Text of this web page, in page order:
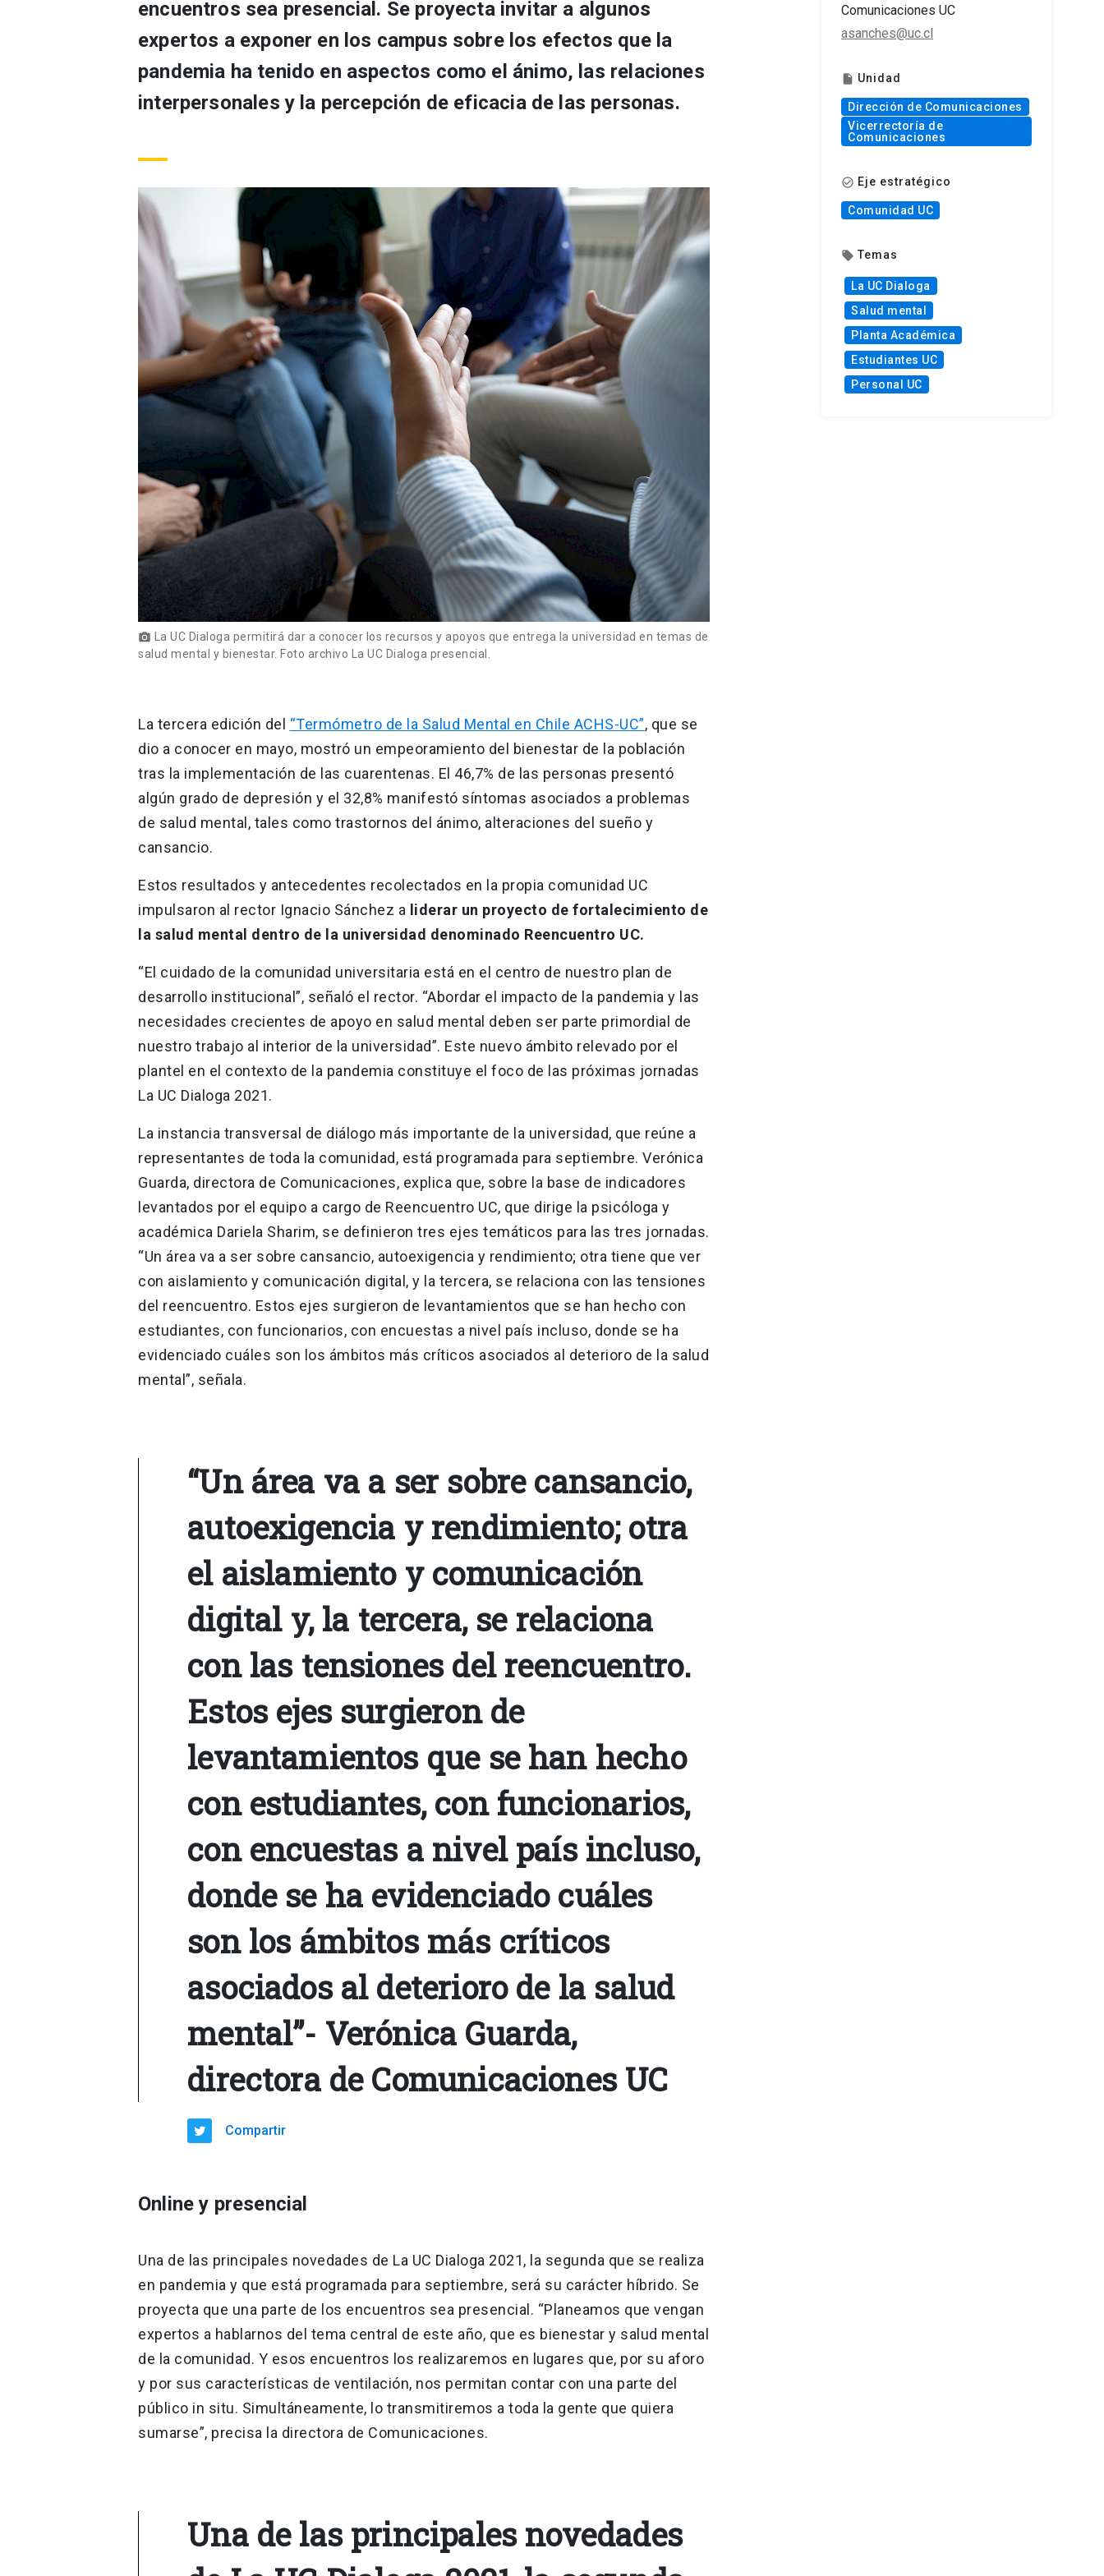
encuentros sea presencial. Se proyecta invitar a algunos
expertos a exponer en los campus sobre los efectos que la
pandemia ha tenido en aspectos como el ánimo, las relaciones
interpersonales y la percepción de eficacia de las personas.
photo_camera La UC Dialoga permitirá dar a conocer los recursos y apoyos que entrega la universidad en temas de
salud mental y bienestar. Foto archivo La UC Dialoga presencial.
La tercera edición del “Termómetro de la Salud Mental en Chile ACHS-UC”, que se
dio a conocer en mayo, mostró un empeoramiento del bienestar de la población
tras la implementación de las cuarentenas. El 46,7% de las personas presentó
algún grado de depresión y el 32,8% manifestó síntomas asociados a problemas
de salud mental, tales como trastornos del ánimo, alteraciones del sueño y
cansancio.
Estos resultados y antecedentes recolectados en la propia comunidad UC
impulsaron al rector Ignacio Sánchez a liderar un proyecto de fortalecimiento de
la salud mental dentro de la universidad denominado Reencuentro UC.
“El cuidado de la comunidad universitaria está en el centro de nuestro plan de
desarrollo institucional”, señaló el rector. “Abordar el impacto de la pandemia y las
necesidades crecientes de apoyo en salud mental deben ser parte primordial de
nuestro trabajo al interior de la universidad”. Este nuevo ámbito relevado por el
plantel en el contexto de la pandemia constituye el foco de las próximas jornadas
La UC Dialoga 2021.
La instancia transversal de diálogo más importante de la universidad, que reúne a
representantes de toda la comunidad, está programada para septiembre. Verónica
Guarda, directora de Comunicaciones, explica que, sobre la base de indicadores
levantados por el equipo a cargo de Reencuentro UC, que dirige la psicóloga y
académica Dariela Sharim, se definieron tres ejes temáticos para las tres jornadas.
“Un área va a ser sobre cansancio, autoexigencia y rendimiento; otra tiene que ver
con aislamiento y comunicación digital, y la tercera, se relaciona con las tensiones
del reencuentro. Estos ejes surgieron de levantamientos que se han hecho con
estudiantes, con funcionarios, con encuestas a nivel país incluso, donde se ha
evidenciado cuáles son los ámbitos más críticos asociados al deterioro de la salud
mental”, señala.
“Un área va a ser sobre cansancio,
autoexigencia y rendimiento; otra
el aislamiento y comunicación
digital y, la tercera, se relaciona
con las tensiones del reencuentro.
Estos ejes surgieron de
levantamientos que se han hecho
con estudiantes, con funcionarios,
con encuestas a nivel país incluso,
donde se ha evidenciado cuáles
son los ámbitos más críticos
asociados al deterioro de la salud
mental”- Verónica Guarda,
directora de Comunicaciones UC
Compartir
Online y presencial
Una de las principales novedades de La UC Dialoga 2021, la segunda que se realiza
en pandemia y que está programada para septiembre, será su carácter híbrido. Se
proyecta que una parte de los encuentros sea presencial. “Planeamos que vengan
expertos a hablarnos del tema central de este año, que es bienestar y salud mental
de la comunidad. Y esos encuentros los realizaremos en lugares que, por su aforo
y por sus características de ventilación, nos permitan contar con una parte del
público in situ. Simultáneamente, lo transmitiremos a toda la gente que quiera
sumarse”, precisa la directora de Comunicaciones.
Una de las principales novedades
Comunicaciones UC
asanches@uc.cl
insert_drive_file Unidad
Dirección de Comunicaciones
Vicerrectoría de
Comunicaciones
check_circle_outline Eje estratégico
Comunidad UC
local_offer Temas
La UC Dialoga
Salud mental
Planta Académica
Estudiantes UC
Personal UC